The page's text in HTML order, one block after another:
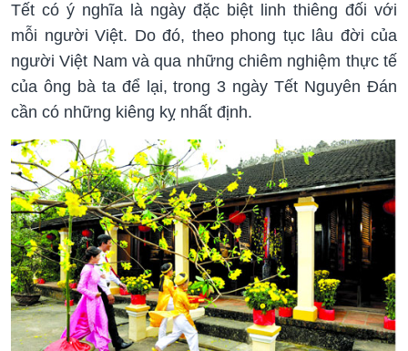
Tết có ý nghĩa là ngày đặc biệt linh thiêng đối với
mỗi người Việt. Do đó, theo phong tục lâu đời của
người Việt Nam và qua những chiêm nghiệm thực tế
của ông bà ta để lại, trong 3 ngày Tết Nguyên Đán
cần có những kiêng kỵ nhất định.